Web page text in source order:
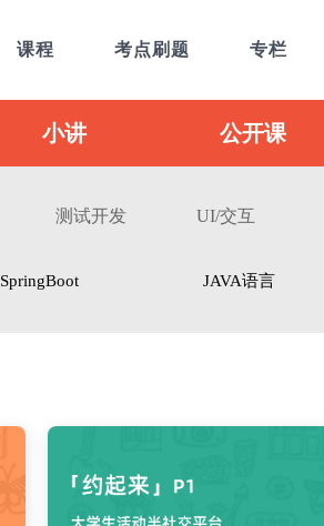
课程 考点刷题 专栏
小讲 公开课
测试开发 UI/交互
SpringBoot JAVA语言